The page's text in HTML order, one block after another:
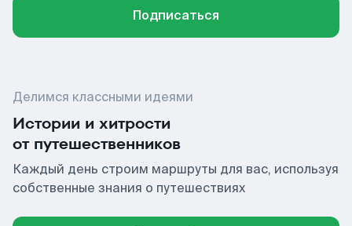
Подписаться
Делимся классными идеями
Истории и хитрости
от путешественников
Каждый день строим маршруты для вас, используя
собственные знания о путешествиях